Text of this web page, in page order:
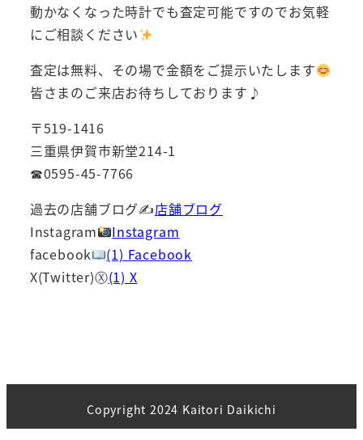
動かなくなった時計でも査定可能ですのでお気軽
にご相談ください
査定は無料、その場で金額をご提示いたします
皆さまのご来店お待ちしております♪
〒519-1416
三重県伊賀市新堂214-1
☎0595-45-7766
過去の店舗ブログ✍店舗ブログ
Instagram
Instagram
facebook
(1) Facebook
X(Twitter)Ⓧ(1) X
Copyright 2024 Kaitori Daikichi